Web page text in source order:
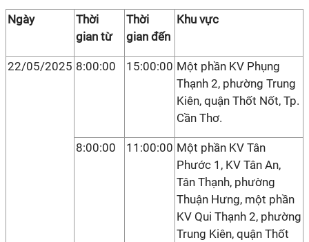
Ngày
Thời
gian từ
Thời
gian đến
Khu vực
22/05/2025 8:00:00 15:00:00 Một phần KV Phụng
Thạnh 2, phường Trung
Kiên, quận Thốt Nốt, Tp.
Cần Thơ.
8:00:00 11:00:00 Một phần KV Tân
Phước 1, KV Tân An,
Tân Thạnh, phường
Thuận Hưng, một phần
KV Qui Thạnh 2, phường
Trung Kiên, quận Thốt